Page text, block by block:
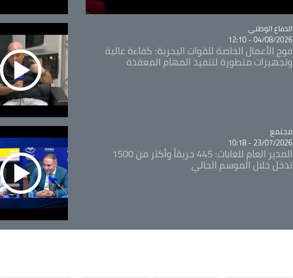
Catégorie
الدفاع الوطني
04/08/2026 - 12:10
فوج الأعمال الخاصة للقوات البحرية: كفاءة عالية
وتجهيزات متطورة لتنفيذ المهام المعقدة
Catégorie
مجتمع
23/07/2026 - 10:18
المدير العام للغابات: 445 حريقاً وأكثر من 1500
تدخل خلال الموسم الحالي